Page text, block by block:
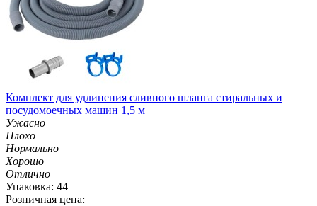
Комплект для удлинения сливного шланга стиральных и
посудомоечных машин 1,5 м
Ужасно
Плохо
Нормально
Хорошо
Отлично
Упаковка: 44
Розничная цена: